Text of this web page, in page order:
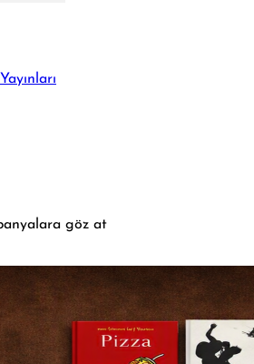
göz at